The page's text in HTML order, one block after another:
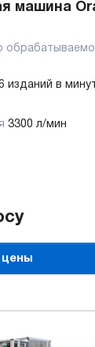
машина
изданий в
3300 л/мин
цены